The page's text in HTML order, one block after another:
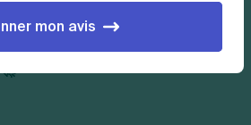
newsletter mensuelle de tous
mon avis